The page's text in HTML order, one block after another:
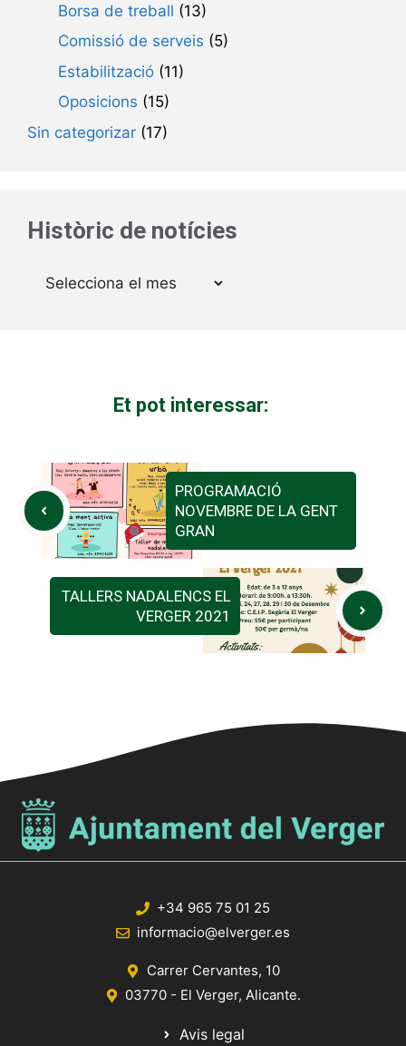
Borsa de treball (13)
Comissió de serveis (5)
Estabilització (11)
Oposicions (15)
Sin categorizar (17)
Històric de notícies
Arxius
Et pot interessar:
PROGRAMACIÓ
NOVEMBRE DE LA GENT
GRAN
TALLERS NADALENCS EL
VERGER 2021
+34 965 75 01 25
informacio@elverger.es
Carrer Cervantes, 10
03770 - El Verger, Alicante.
Avis legal